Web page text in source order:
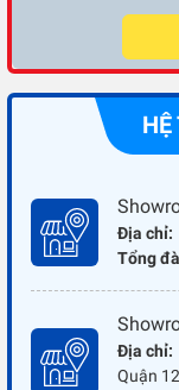
Địa chỉ:
Tổng
Địa chỉ:
Quận 12